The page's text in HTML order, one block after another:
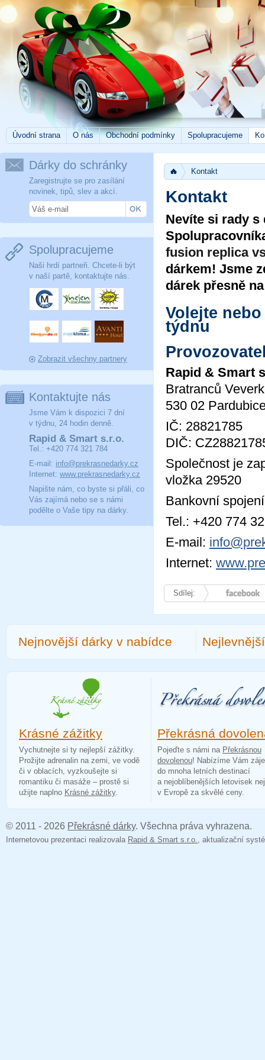
Úvodní strana O nás Obchodní podmínky Spolupracujeme
Kontakt
Kontakt
Nevíte si rady s
fusion replica
dárkem! Jsme
dárek přesně
Volejte
týdnu
Rapid & Smart
Bratranců
530 02
IČ: 28821785
DIČ:
Společnost je
vložka 29520
Bankovní
Tel.: +420 774
E-mail:
Internet:
Sdílej: Facebook
Dárky do schránky
Zaregistrujte se pro zasílání
novinek, tipů, slev a akcí.
Spolupracujeme
Naši hrdí partneři. Chcete-li být
v naší partě, kontaktujte nás.
Zobrazit všechny partnery
Kontaktujte nás
Jsme Vám k dispozici 7 dní
v týdnu, 24 hodin denně.
Rapid & Smart s.r.o.
Tel.: +420 774 321 784
E-mail: info@prekrasnedarky.cz
Internet: www.prekrasnedarky.cz
Napište nám, co byste si přáli, co
Vás zajímá nebo se s námi
podělte o Vaše tipy na dárky.
Nejnovější dárky v nabídce
Krásné zážitky
Vychutnejte si ty nejlepší zážitky.
Prožijte adrenalin na zemi, ve vodě
či v oblacích, vyzkoušejte si
romantiku či masáže – prostě si
užijte naplno Krásné zážitky.
Překrásná
Pojeďte s námi na Překrásnou
dovolenou! Nabízíme Vám
do mnoha letních destinací
a nejoblíbenějších letovisek
v Evropě za skvělé ceny.
© 2011 - 2026 Překrásné dárky. Všechna práva vyhrazena.
Internetovou prezentaci realizovala Rapid & Smart s.r.o. , aktualizační